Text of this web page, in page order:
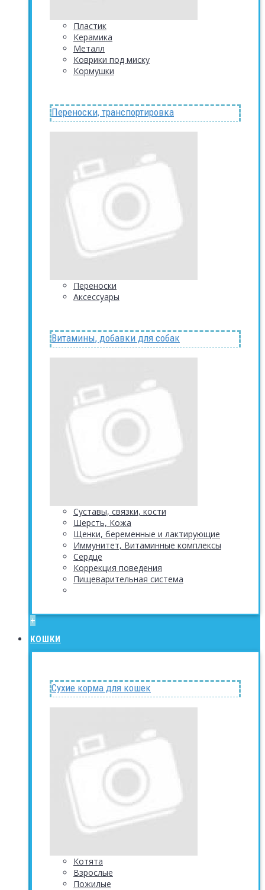
Пластик
Керамика
Металл
Коврики под миску
Кормушки
Переноски, транспортировка
Переноски
Аксессуары
Витамины, добавки для собак
Суставы, связки, кости
Шерсть, Кожа
Щенки, беременные и лактирующие
Иммунитет, Витаминные комплексы
Сердце
Коррекция поведения
Пищеварительная система
+
КОШКИ
Сухие корма для кошек
Котята
Взрослые
Пожилые